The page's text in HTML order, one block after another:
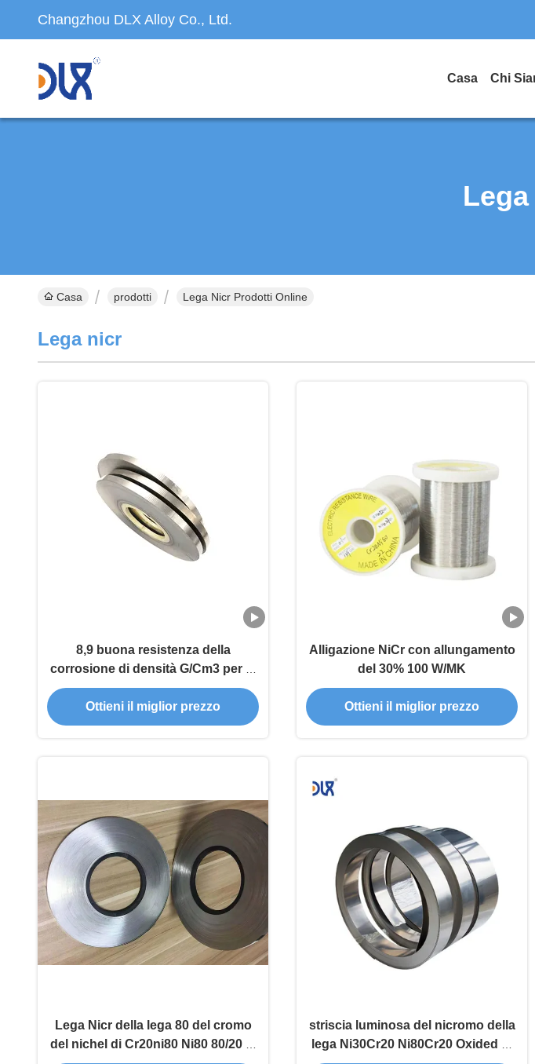
Changzhou DLX Alloy Co., Ltd.
Casa Chi
Casa prodotti Lega Nicr Prodotti Online
Lega nicr
8,9 buona resistenza della
corrosione di densità G/Cm3 per la
striscia automobilistica del cromo
del nichel
Ottieni il miglior prezzo
Alligazione NiCr con allungamento
del 30% 100 W/MK
Ottieni il miglior prezzo
Lega Nicr della lega 80 del cromo
del nichel di Cr20ni80 Ni80 80/20 di
striscia luminosa del nicromo della
lega Ni30Cr20 Ni80Cr20 Oxided di